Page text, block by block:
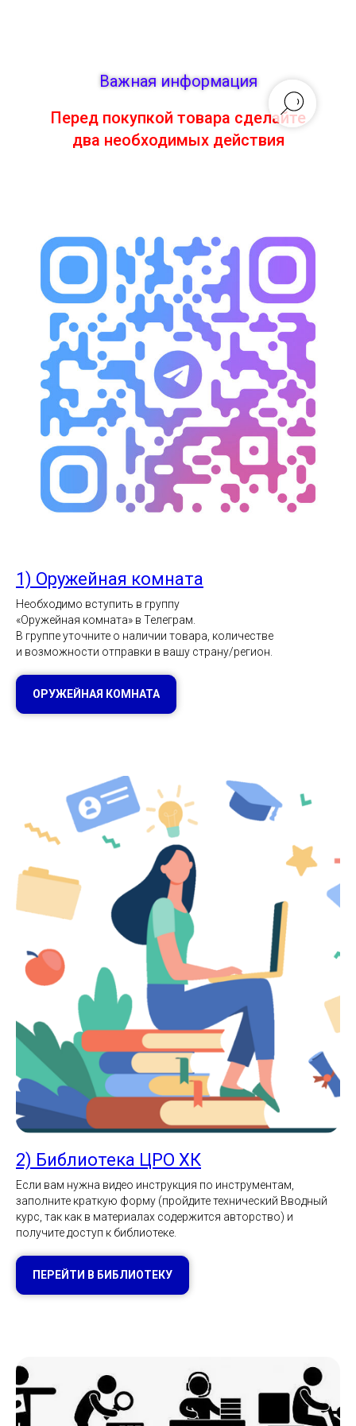
Важная информация
Перед покупкой товара сделайте
два необходимых действия
1) Оружейная комната
Необходимо вступить в группу
«Оружейная комната» в Телеграм.
В группе уточните о наличии товара, количестве
и возможности отправки в вашу страну/регион.
ОРУЖЕЙНАЯ КОМНАТА
2) Библиотека ЦРО ХК
Если вам нужна видео инструкция по инструментам,
заполните краткую форму (пройдите технический Вводный
курс, так как в материалах содержится авторство) и
получите доступ к библиотеке.
ПЕРЕЙТИ В БИБЛИОТЕКУ